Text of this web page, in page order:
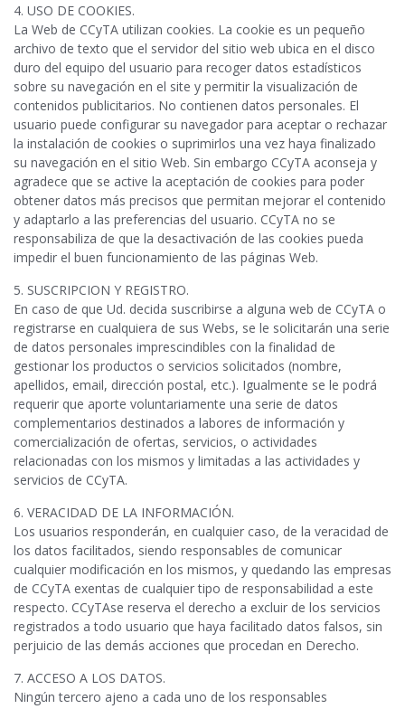
4. USO DE COOKIES.
La Web de CCyTA utilizan cookies. La cookie es un pequeño
archivo de texto que el servidor del sitio web ubica en el disco
duro del equipo del usuario para recoger datos estadísticos
sobre su navegación en el site y permitir la visualización de
contenidos publicitarios. No contienen datos personales. El
usuario puede configurar su navegador para aceptar o rechazar
la instalación de cookies o suprimirlos una vez haya finalizado
su navegación en el sitio Web. Sin embargo CCyTA aconseja y
agradece que se active la aceptación de cookies para poder
obtener datos más precisos que permitan mejorar el contenido
y adaptarlo a las preferencias del usuario. CCyTA no se
responsabiliza de que la desactivación de las cookies pueda
impedir el buen funcionamiento de las páginas Web.
5. SUSCRIPCION Y REGISTRO.
En caso de que Ud. decida suscribirse a alguna web de CCyTA o
registrarse en cualquiera de sus Webs, se le solicitarán una serie
de datos personales imprescindibles con la finalidad de
gestionar los productos o servicios solicitados (nombre,
apellidos, email, dirección postal, etc.). Igualmente se le podrá
requerir que aporte voluntariamente una serie de datos
complementarios destinados a labores de información y
comercialización de ofertas, servicios, o actividades
relacionadas con los mismos y limitadas a las actividades y
servicios de CCyTA.
6. VERACIDAD DE LA INFORMACIÓN.
Los usuarios responderán, en cualquier caso, de la veracidad de
los datos facilitados, siendo responsables de comunicar
cualquier modificación en los mismos, y quedando las empresas
de CCyTA exentas de cualquier tipo de responsabilidad a este
respecto. CCyTAse reserva el derecho a excluir de los servicios
registrados a todo usuario que haya facilitado datos falsos, sin
perjuicio de las demás acciones que procedan en Derecho.
7. ACCESO A LOS DATOS.
Ningún tercero ajeno a cada uno de los responsables